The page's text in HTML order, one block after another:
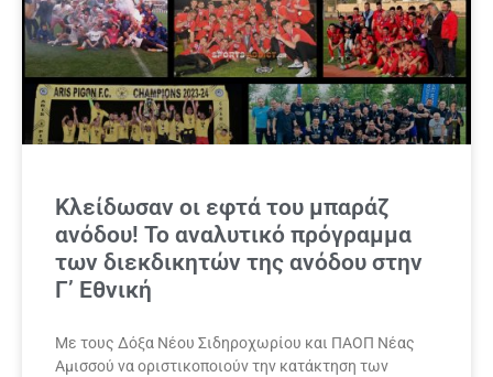
Κλείδωσαν οι εφτά του μπαράζ
ανόδου! Το αναλυτικό πρόγραμμα
των διεκδικητών της ανόδου στην
Γ’ Εθνική
Με τους Δόξα Νέου Σιδηροχωρίου και ΠΑΟΠ Νέας
Αμισσού να οριστικοποιούν την κατάκτηση των